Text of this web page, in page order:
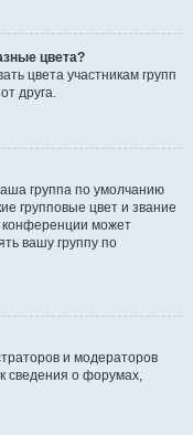
цвета?
цвета участникам групп
друга.
группа по умолчанию
групповые цвет и звание
может
вашу группу по
и модераторов
сведения о форумах,